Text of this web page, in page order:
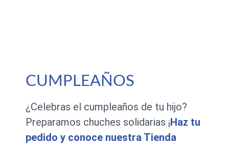
CUMPLEAÑOS
¿Celebras el cumpleaños de tu hijo?
Preparamos chuches solidarias ¡Haz tu
pedido y conoce nuestra Tienda